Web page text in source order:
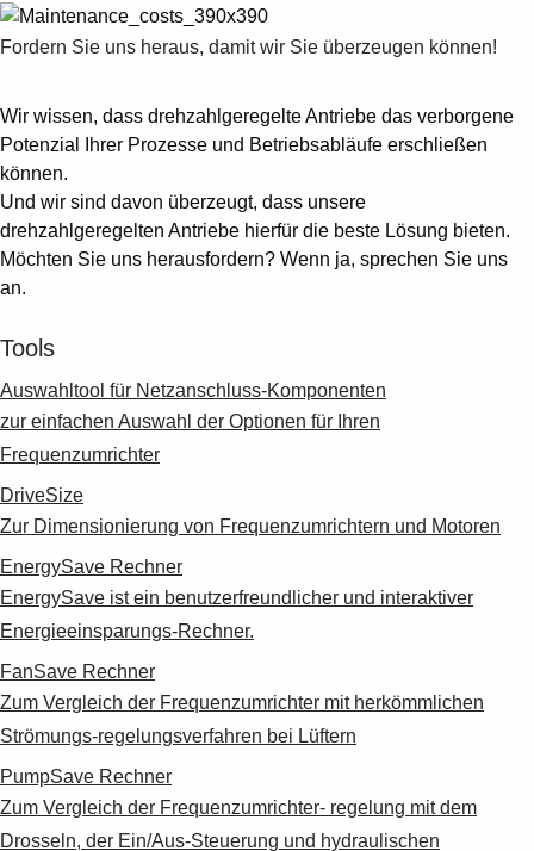
Fordern Sie uns heraus, damit wir Sie überzeugen können!
Wir wissen, dass drehzahlgeregelte Antriebe das verborgene
Potenzial Ihrer Prozesse und Betriebsabläufe erschließen
können.
Und wir sind davon überzeugt, dass unsere
drehzahlgeregelten Antriebe hierfür die beste Lösung bieten.
Möchten Sie uns herausfordern? Wenn ja, sprechen Sie uns
an.
Tools
Auswahltool für Netzanschluss-Komponenten
zur einfachen Auswahl der Optionen für Ihren
Frequenzumrichter
DriveSize
Zur Dimensionierung von Frequenzumrichtern und Motoren
EnergySave Rechner
EnergySave ist ein benutzerfreundlicher und interaktiver
Energieeinsparungs-Rechner.
FanSave Rechner
Zum Vergleich der Frequenzumrichter mit herkömmlichen
Strömungs-regelungsverfahren bei Lüftern
PumpSave Rechner
Zum Vergleich der Frequenzumrichter- regelung mit dem
Drosseln, der Ein/Aus-Steuerung und hydraulischen